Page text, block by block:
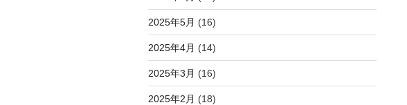
2025年5月 (16)
2025年4月 (14)
2025年3月 (16)
2025年2月 (18)